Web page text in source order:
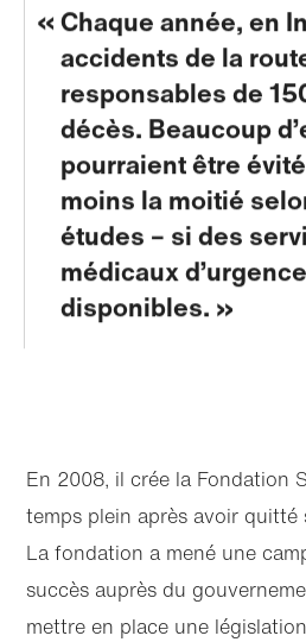
Chaque année, en
accidents de la
responsables de
décès. Beaucoup
pourraient être
moins la moitié
études – si des
médicaux
disponibles.
En 2008, il crée la Fondation
temps plein après avoir quitté
La fondation a mené une
succès auprès du
mettre en place une